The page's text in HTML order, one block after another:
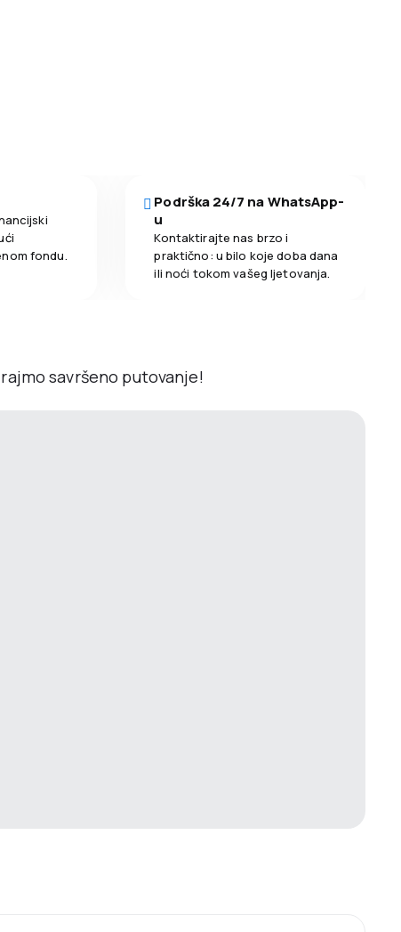
fondu.
Podrška 24/7 na WhatsApp-
u
Kontaktirajte nas brzo i
praktično: u bilo koje doba dana
ili noći tokom vašeg ljetovanja.
savršeno putovanje!